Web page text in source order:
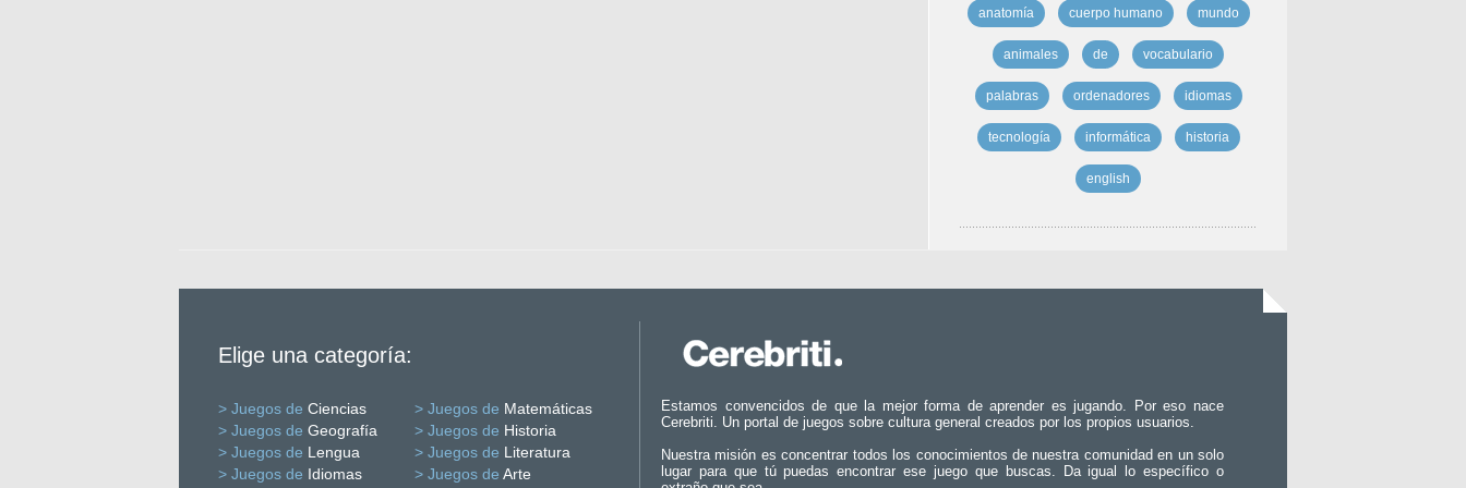
anatomía cuerpo humano mundo
animales de vocabulario
palabras ordenadores idiomas
tecnología informática historia
english
Elige una categoría:
> Juegos de Ciencias > Juegos de Matemáticas
> Juegos de Geografía > Juegos de Historia
> Juegos de Lengua > Juegos de Literatura
> Juegos de Idiomas > Juegos de Arte
Estamos convencidos de que la mejor forma de aprender es jugando. Por eso nace
Cerebriti. Un portal de juegos sobre cultura general creados por los propios usuarios.
Nuestra misión es concentrar todos los conocimientos de nuestra comunidad en un solo
lugar para que tú puedas encontrar ese juego que buscas. Da igual lo específico o